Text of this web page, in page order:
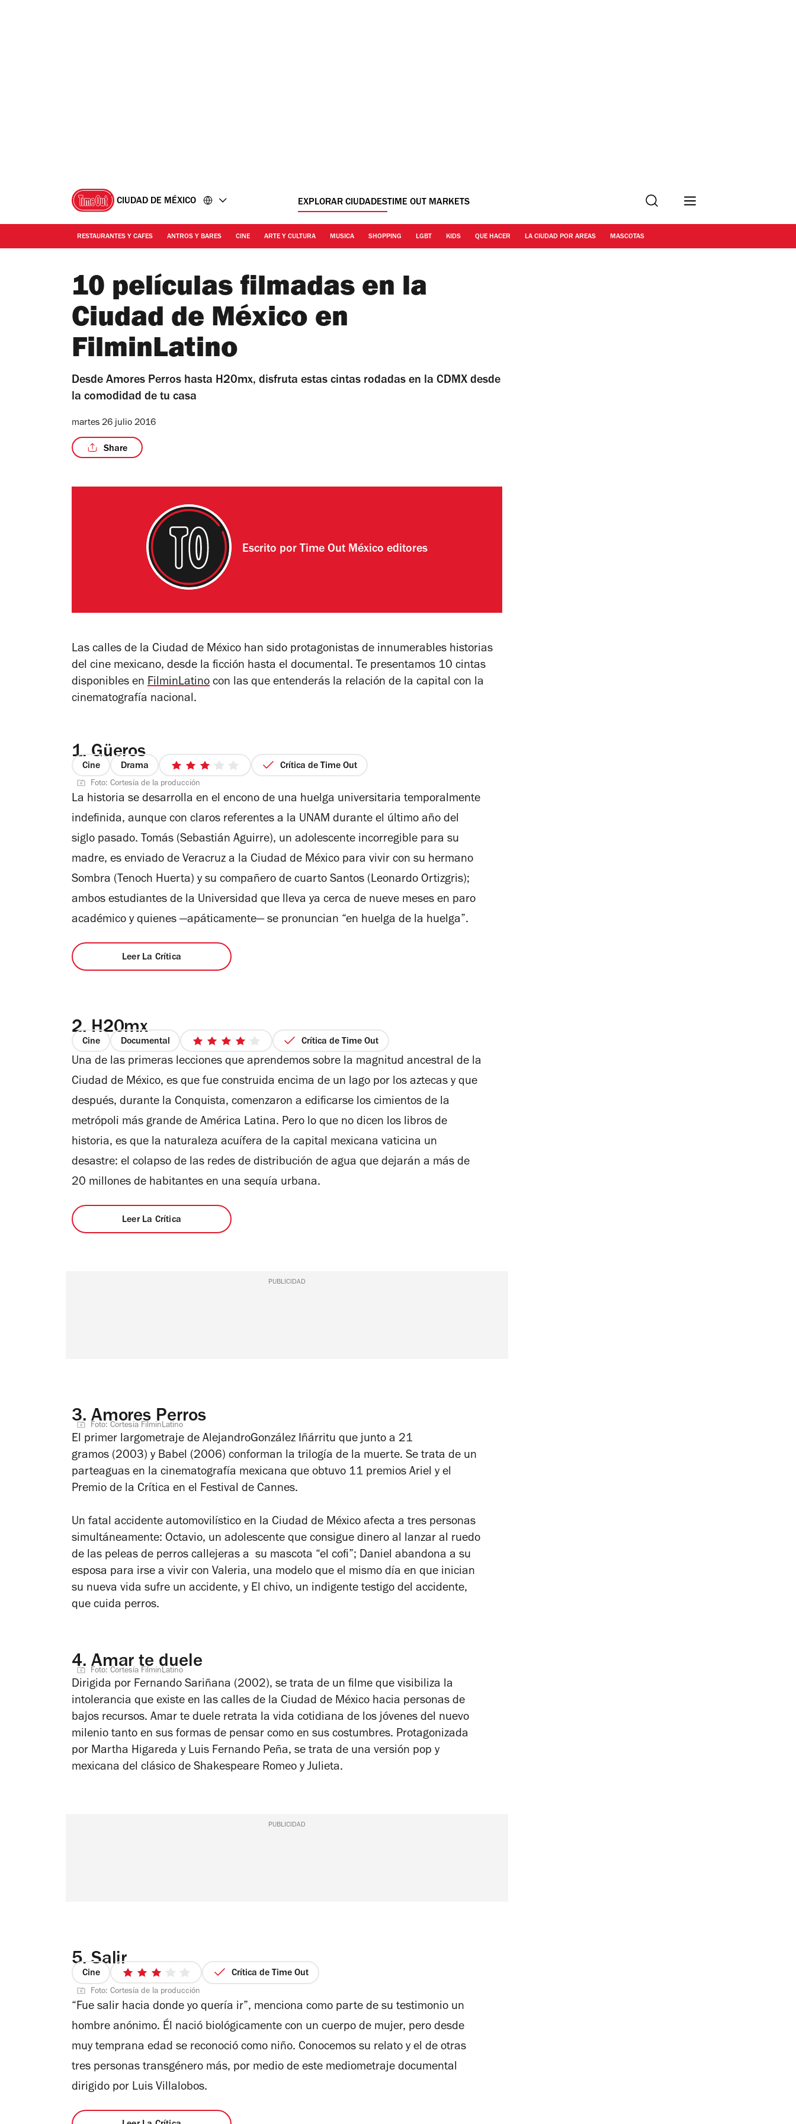
CIUDAD DE MÉXICO EXPLORAR CIUDADESTIME OUT MARKETS Buscar
RESTAURANTES Y CAFES ANTROS Y BARES CINE ARTE Y CULTURA MUSICA SHOPPING LGBT KIDS QUE HACER LA CIUDAD POR AREAS MASCOTAS
10 películas filmadas en la
Ciudad de México en
FilminLatino
Desde Amores Perros hasta H20mx, disfruta estas cintas rodadas en la CDMX desde
la comodidad de tu casa
martes 26 julio 2016
Share
Escrito por Time Out México editores
Las calles de la Ciudad de México han sido protagonistas de innumerables historias
del cine mexicano, desde la ficción hasta el documental. Te presentamos 10 cintas
disponibles en FilminLatino con las que entenderás la relación de la capital con la
cinematografía nacional.
1. Güeros
Cine Drama
3
5
estrellas
Crítica de Time Out
Foto: Cortesía de la producción
La historia se desarrolla en el encono de una huelga universitaria temporalmente
indefinida, aunque con claros referentes a la UNAM durante el último año del
siglo pasado. Tomás (Sebastián Aguirre), un adolescente incorregible para su
madre, es enviado de Veracruz a la Ciudad de México para vivir con su hermano
Sombra (Tenoch Huerta) y su compañero de cuarto Santos (Leonardo Ortizgris);
ambos estudiantes de la Universidad que lleva ya cerca de nueve meses en paro
académico y quienes ­ —apáticamente—se pronuncian “en huelga de la huelga”.
Leer La Crítica
2. H20mx
Cine Documental
4
de
Crítica de Time Out
Una de las primeras lecciones que aprendemos sobre la magnitud ancestral de la
Ciudad de México, es que fue construida encima de un lago por los aztecas y que
después, durante la Conquista, comenzaron a edificarse los cimientos de la
metrópoli más grande de América Latina. Pero lo que no dicen los libros de
historia, es que la naturaleza acuífera de la capital mexicana vaticina un
desastre: el colapso de las redes de distribución de agua que dejarán a más de
20 millones de habitantes en una sequía urbana.
Leer La Crítica
PUBLICIDAD
3. Amores Perros
Foto: Cortesía FilminLatino
El primer largometraje de AlejandroGonzález Iñárritu que junto a 21
gramos (2003) y Babel (2006) conforman la trilogía de la muerte. Se trata de un
parteaguas en la cinematografía mexicana que obtuvo 11 premios Ariel y el
Premio de la Crítica en el Festival de Cannes.
Un fatal accidente automovilístico en la Ciudad de México afecta a tres personas
simultáneamente: Octavio, un adolescente que consigue dinero al lanzar al ruedo
de las peleas de perros callejeras a su mascota “el cofi”; Daniel abandona a su
esposa para irse a vivir con Valeria, una modelo que el mismo día en que inician
su nueva vida sufre un accidente, y El chivo, un indigente testigo del accidente,
que cuida perros.
4. Amar te duele
Foto: Cortesía FilminLatino
Dirigida por Fernando Sariñana (2002), se trata de un filme que visibiliza la
intolerancia que existe en las calles de la Ciudad de México hacia personas de
bajos recursos. Amar te duele retrata la vida cotidiana de los jóvenes del nuevo
milenio tanto en sus formas de pensar como en sus costumbres. Protagonizada
por Martha Higareda y Luis Fernando Peña, se trata de una versión pop y
mexicana del clásico de Shakespeare Romeo y Julieta.
PUBLICIDAD
5. Salir
Cine
3
de
5
estrellas
Crítica de Time Out
Foto: Cortesía de la producción
“Fue salir hacia donde yo quería ir”, menciona como parte de su testimonio un
hombre anónimo. Él nació biológicamente con un cuerpo de mujer, pero desde
muy temprana edad se reconoció como niño. Conocemos su relato y el de otras
tres personas transgénero más, por medio de este mediometraje documental
dirigido por Luis Villalobos.